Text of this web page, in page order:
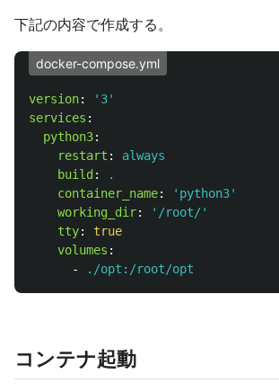
下記の内容で作成する。
docker-compose.yml
version: ' 3'
services :
python3:
restart :
always
build :
.
container_name: ' python3'
working_dir: ' /root/'
tty:
true
volumes :
-
./opt:/root/opt
コンテナ起動